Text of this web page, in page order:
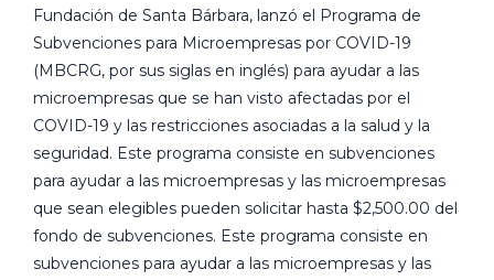
Fundación de Santa Bárbara, lanzó el Programa de
Subvenciones para Microempresas por COVID-19
(MBCRG, por sus siglas en inglés) para ayudar a las
microempresas que se han visto afectadas por el
COVID-19 y las restricciones asociadas a la salud y la
seguridad. Este programa consiste en subvenciones
para ayudar a las microempresas y las microempresas
que sean elegibles pueden solicitar hasta $2,500.00 del
fondo de subvenciones. Este programa consiste en
subvenciones para ayudar a las microempresas y las